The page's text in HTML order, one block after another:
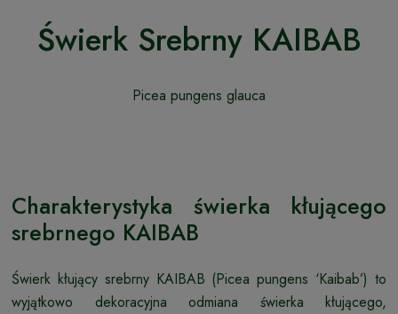
Świerk Srebrny KAIBAB
Picea pungens glauca
Charakterystyka świerka kłującego
srebrnego KAIBAB
Świerk kłujący srebrny KAIBAB (Picea pungens ‘Kaibab’) to
wyjątkowo dekoracyjna odmiana świerka kłującego,